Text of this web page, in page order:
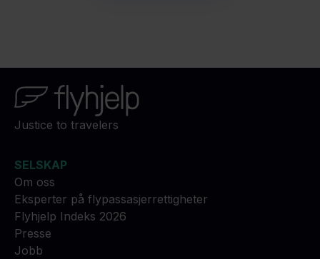
Justice to travelers
SELSKAP
Om oss
Eksperter på flypassasjerrettigheter
Flyhjelp Indeks 2026
Presse
Jobb